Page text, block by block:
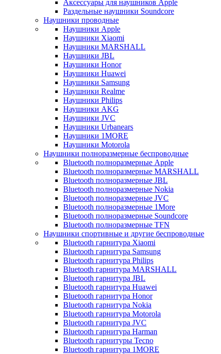
Аксессуары для наушников Apple
Раздельные наушники Soundcore
Наушники проводные
Наушники Apple
Наушники Xiaomi
Наушники MARSHALL
Наушники JBL
Наушники Honor
Наушники Huawei
Наушники Samsung
Наушники Realme
Наушники Philips
Наушники AKG
Наушники JVC
Наушники Urbanears
Наушники 1MORE
Наушники Motorola
Наушники полноразмерные беспроводные
Bluetooth полноразмерные Apple
Bluetooth полноразмерные MARSHALL
Bluetooth полноразмерные JBL
Bluetooth полноразмерные Nokia
Bluetooth полноразмерные JVC
Bluetooth полноразмерные 1More
Bluetooth полноразмерные Soundcore
Bluetooth полноразмерные TFN
Наушники спортивные и другие беспроводные
Bluetooth гарнитура Xiaomi
Bluetooth гарнитура Samsung
Bluetooth гарнитура Philips
Bluetooth гарнитура MARSHALL
Bluetooth гарнитура JBL
Bluetooth гарнитура Huawei
Bluetooth гарнитура Honor
Bluetooth гарнитура Nokia
Bluetooth гарнитура Motorola
Bluetooth гарнитура JVC
Bluetooth гарнитура Harman
Bluetooth гарнитуры Tecno
Bluetooth гарнитура 1MORE